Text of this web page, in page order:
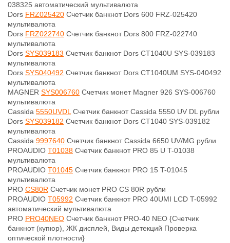
038325 автоматический мультивалюта
Dors FRZ025420 Счетчик банкнот Dors 600 FRZ-025420
мультивалюта
Dors FRZ022740 Счетчик банкнот Dors 800 FRZ-022740
мультивалюта
Dors SYS039183 Счетчик банкнот Dors CT1040U SYS-039183
мультивалюта
Dors SYS040492 Счетчик банкнот Dors CT1040UM SYS-040492
мультивалюта
MAGNER SYS006760 Счетчик монет Magner 926 SYS-006760
мультивалюта
Cassida 5550UVDLСчетчик банкнот Cassida 5550 UV DL рубли
Dors SYS039182 Счетчик банкнот Dors CT1040 SYS-039182
мультивалюта
Cassida 9997640 Счетчик банкнот Cassida 6650 UV/MG рубли
PROAUDIO T01038 Счетчик банкнот PRO 85 U T-01038
мультивалюта
PROAUDIO T01045 Счетчик банкнот PRO 15 T-01045
мультивалюта
PRO CS80R Счетчик монет PRO CS 80R рубли
PROAUDIO T05992 Счетчик банкнот PRO 40UMI LCD T-05992
автоматический мультивалюта
PRO PRO40NEO Счетчик банкнот PRO-40 NEO {Счетчик
банкнот (купюр), ЖК дисплей, Виды детекций Проверка
оптической плотности}